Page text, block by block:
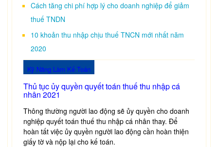
Cách tăng chi phí hợp lý cho doanh nghiệp để giảm
thuế TNDN
10 khoản thu nhập chịu thuế TNCN mới nhất năm
2020
Kỹ Năng Làm Kế Toán
Thủ tục ủy quyền quyết toán thuế thu nhập cá
nhân 2021
Thông thường người lao động sẽ ủy quyền cho doanh
nghiệp quyết toán thuế thu nhập cá nhân thay. Để
hoàn tất việc ủy quyền người lao động cần hoàn thiện
giấy tờ và nộp lại cho kế toán.